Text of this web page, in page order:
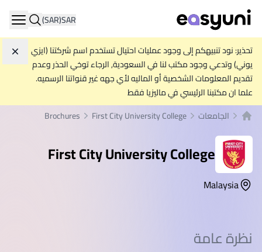
SAR
(SAR)
تحذير: نود تنبيهكم إلى وجود عمليات احتيال تستخدم اسم شركتنا (ايزي
يوني) وتدعي وجود مكتب لنا في السعودية, الرجاء توخي الحذر وعدم
تقديم المعلومات الشخصية أو الماليه لأي جهه غير قنواتنا الرسميه.
علما ان مكتبنا الرئيسي في ماليزيا فقط
الجامعات First City University College
Brochures
First City University College
Malaysia
نظرة عامة